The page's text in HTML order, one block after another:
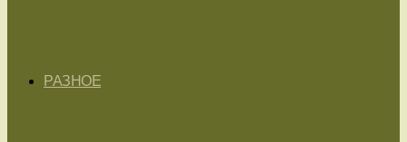
РАЗНОЕ